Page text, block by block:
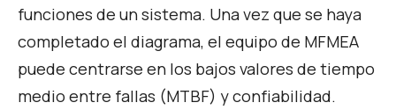
funciones de un sistema. Una vez que se haya
completado el diagrama, el equipo de MFMEA
puede centrarse en los bajos valores de tiempo
medio entre fallas (MTBF) y confiabilidad.